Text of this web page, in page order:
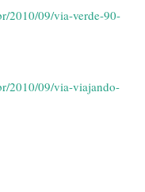
2010/09/via-verde-90-
2010/09/via-viajando-